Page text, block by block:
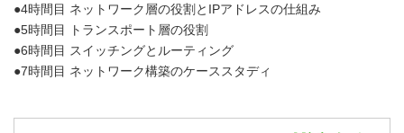
●4時間目 ネットワーク層の役割とIPアドレスの仕組み
●5時間目 トランスポート層の役割
●6時間目 スイッチングとルーティング
●7時間目 ネットワーク構築のケーススタディ